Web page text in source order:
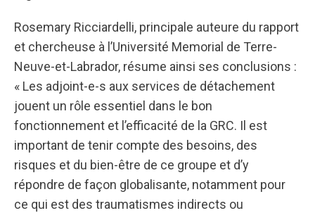
Rosemary Ricciardelli, principale auteure du rapport
et chercheuse à l’Université Memorial de Terre-
Neuve-et-Labrador, résume ainsi ses conclusions :
« Les adjoint-e-s aux services de détachement
jouent un rôle essentiel dans le bon
fonctionnement et l’efficacité de la GRC. Il est
important de tenir compte des besoins, des
risques et du bien-être de ce groupe et d’y
répondre de façon globalisante, notamment pour
ce qui est des traumatismes indirects ou